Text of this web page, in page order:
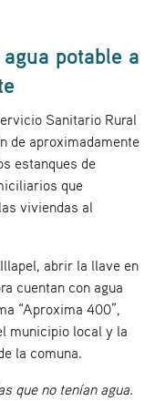
potable a
Sanitario Rural
de aproximadamente
estanques de
que
viviendas al
abrir la llave en
cuentan con agua
“Aproxima 400”,
municipio local y la
la comuna.
que no tenían agua.